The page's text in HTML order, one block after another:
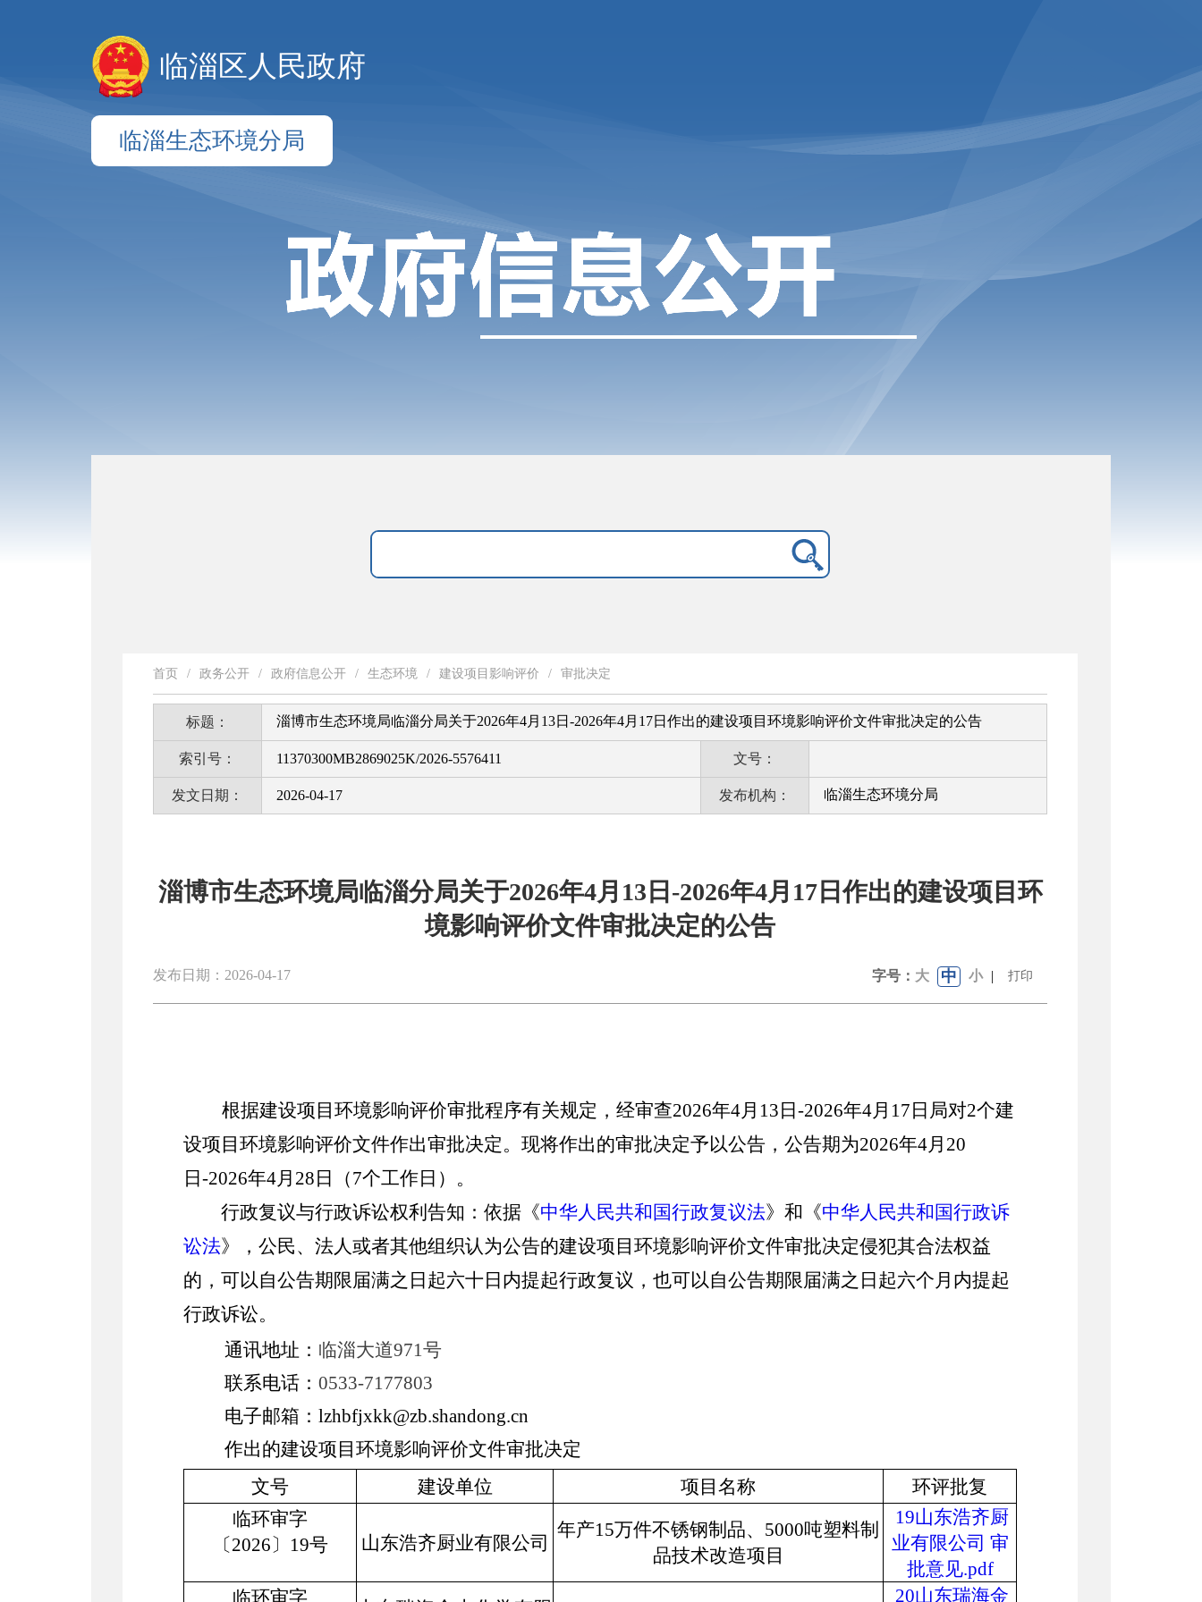
临淄区人民政府
临淄生态环境分局
首页 / 政务公开 / 政府信息公开 / 生态环境 / 建设项目影响评价 / 审批决定
标题： 淄博市生态环境局临淄分局关于2026年4月13日-2026年4月17日作出的建设项目环境影响评价文件审批决定的公告
索引号： 11370300MB2869025K/2026-5576411 文号：
发文日期： 2026-04-17 发布机构： 临淄生态环境分局
淄博市生态环境局临淄分局关于2026年4月13日-2026年4月17日作出的建设项目环
境影响评价文件审批决定的公告
发布日期：2026-04-17 字号： 大 中 小 | 打印
根据建设项目环境影响评价审批程序有关规定，经审查2026年4月13日-2026年4月17日局对2个建
设项目环境影响评价文件作出审批决定。现将作出的审批决定予以公告，公告期为2026年4月20
日-2026年4月28日（7个工作日）。
行政复议与行政诉讼权利告知：依据《中华人民共和国行政复议法》和《中华人民共和国行政诉
讼法》，公民、法人或者其他组织认为公告的建设项目环境影响评价文件审批决定侵犯其合法权益
的，可以自公告期限届满之日起六十日内提起行政复议，也可以自公告期限届满之日起六个月内提起
行政诉讼。
通讯地址： 临淄大道971号
联系电话： 0533-7177803
电子邮箱： lzhbfjxkk@zb.shandong.cn
作出的建设项目环境影响评价文件审批决定
文号
建设单位 项目名称
环评批复
临环审字
〔2026〕19号 山东浩齐厨业有限公司
年产15万件不锈钢制品、 5000吨塑料制
品技术改造项目
19山东浩齐厨
业有限公司 审
批意见.pdf
临环审字
20山东瑞海金